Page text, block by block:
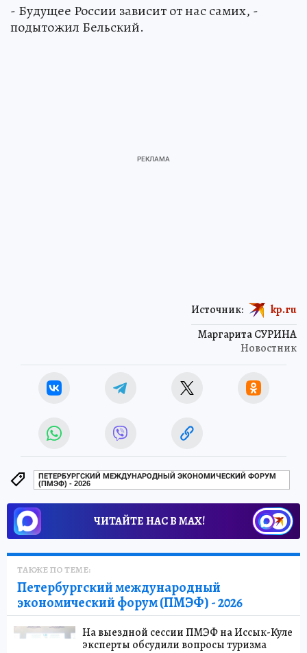
- Будущее России зависит от нас самих, -
подытожил Бельский.
Маргарита СУРИНА
Новостник
Источник: kp.ru
ПЕТЕРБУРГСКИЙ МЕЖДУНАРОДНЫЙ ЭКОНОМИЧЕСКИЙ ФОРУМ
(ПМЭФ) - 2026
ЧИТАЙТЕ НАС В МАХ!
ТАКЖЕ ПО ТЕМЕ:
Петербургский международный
экономический форум (ПМЭФ) - 2026
На выездной сессии ПМЭФ на Иссык-Куле
эксперты обсудили вопросы туризма